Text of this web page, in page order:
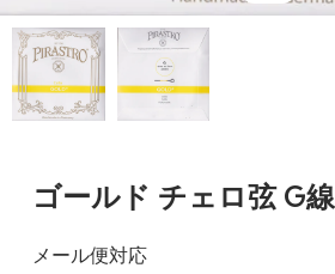
ゴールド チェロ弦 G線
メール便対応